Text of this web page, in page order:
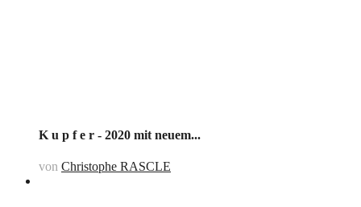
K u p f e r - 2020 mit neuem...
von Christophe RASCLE